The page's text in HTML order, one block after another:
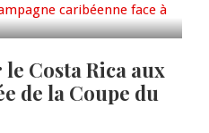
Costa Rica aux
de la Coupe du